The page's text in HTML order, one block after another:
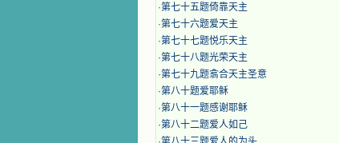
·第七十五题倚靠天主
·第七十六题爱天主
·第七十七题悦乐天主
·第七十八题光荣天主
·第七十九题翕合天主圣意
·第八十题爱耶稣
·第八十一题感谢耶稣
·第八十二题爱人如己